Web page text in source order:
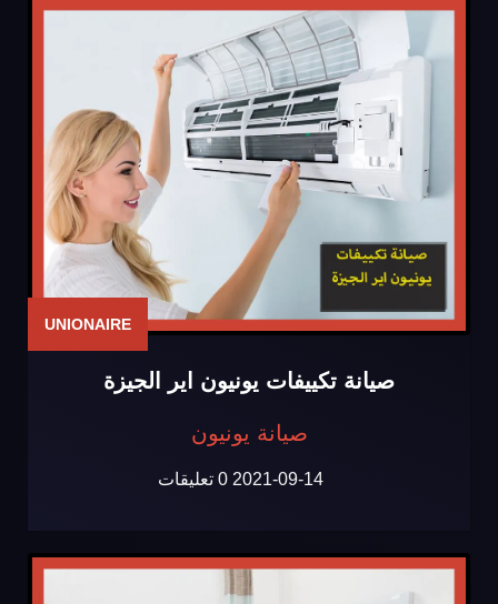
UNIONAIRE
صيانة تكييفات يونيون اير الجيزة
صيانة يونيون
2021-09-14 0 تعليقات